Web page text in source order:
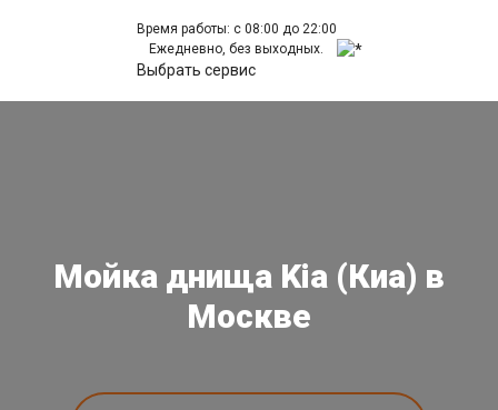
Время работы: с 08:00 до 22:00
Ежедневно, без выходных.
Выбрать сервис
Мойка днища Kia (Киа) в
Москве